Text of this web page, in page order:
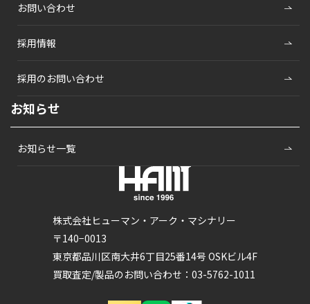
株式会社ヒューマン・アーク・マシナリー
〒140−0013
東京都品川区南大井6丁目25番14号 OSKビル4F
買取査定/製品のお問い合わせ：03-5762-1011
お問い合わせ
採用情報
採用のお問い合わせ
お知らせ
お知らせ一覧